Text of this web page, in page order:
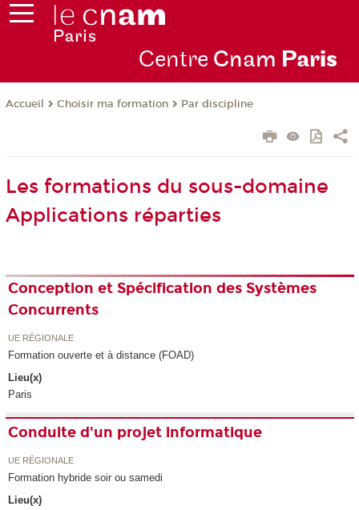
Centre Cnam Paris
Accueil Choisir ma formation Par discipline
Les formations du sous-domaine
Applications réparties
Conception et Spécification des Systèmes
Concurrents
UE RÉGIONALE
Formation ouverte et à distance (FOAD)
Lieu(x)
Paris
Conduite d'un projet informatique
UE RÉGIONALE
Formation hybride soir ou samedi
Lieu(x)